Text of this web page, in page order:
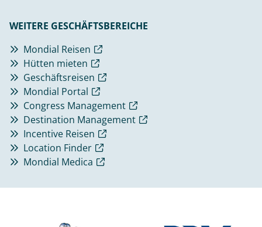
WEITERE GESCHÄFTSBEREICHE
Mondial Reisen
Hütten mieten
Geschäftsreisen
Mondial Portal
Congress Management
Destination Management
Incentive Reisen
Location Finder
Mondial Medica